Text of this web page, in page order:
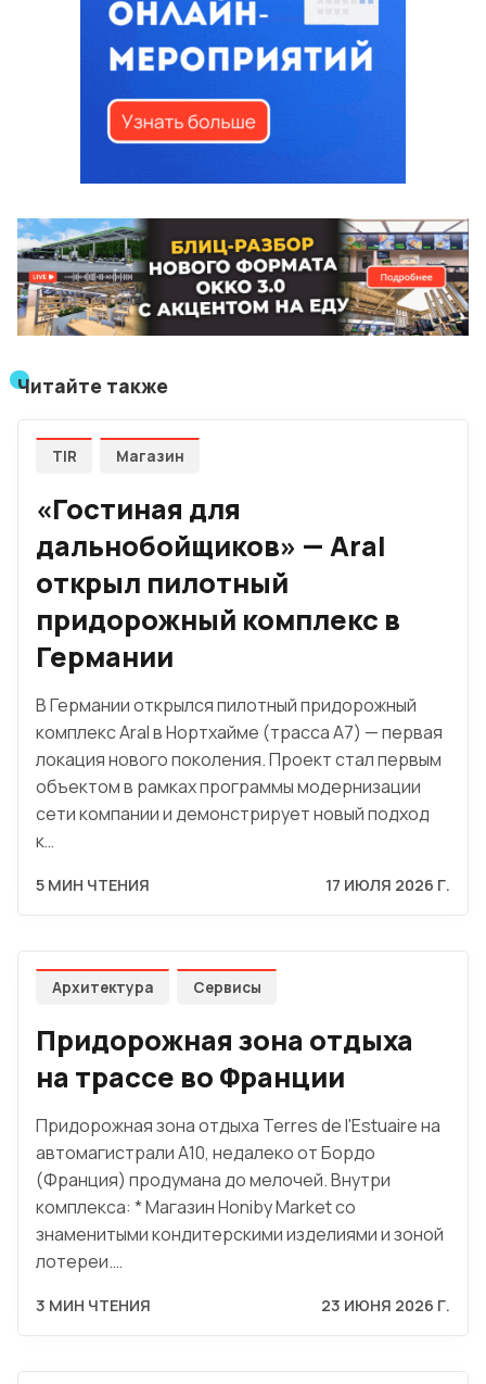
Читайте также
TIR Магазин
«Гостиная для
дальнобойщиков» — Aral
открыл пилотный
придорожный комплекс в
Германии
В Германии открылся пилотный придорожный
комплекс Aral в Нортхайме (трасса A7) — первая
локация нового поколения. Проект стал первым
объектом в рамках программы модернизации
сети компании и демонстрирует новый подход
к…
5 МИН ЧТЕНИЯ 17 ИЮЛЯ 2026 Г.
Архитектура Сервисы
Придорожная зона отдыха
на трассе во Франции
Придорожная зона отдыха Terres de l'Estuaire на
автомагистрали A10, недалеко от Бордо
(Франция) продумана до мелочей. Внутри
комплекса: * Магазин Honiby Market со
знаменитыми кондитерскими изделиями и зоной
лотереи.…
3 МИН ЧТЕНИЯ 23 ИЮНЯ 2026 Г.